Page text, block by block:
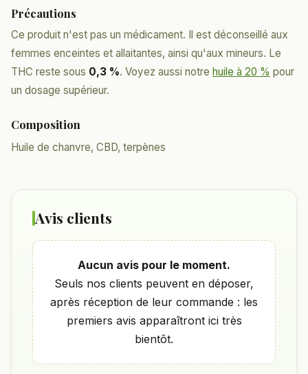
Précautions
Ce produit n'est pas un médicament. Il est déconseillé aux
femmes enceintes et allaitantes, ainsi qu'aux mineurs. Le
THC reste sous 0,3 %. Voyez aussi notre huile à 20 % pour
un dosage supérieur.
Composition
Huile de chanvre, CBD, terpènes
Avis clients
Aucun avis pour le moment.
Seuls nos clients peuvent en déposer,
après réception de leur commande : les
premiers avis apparaîtront ici très
bientôt.